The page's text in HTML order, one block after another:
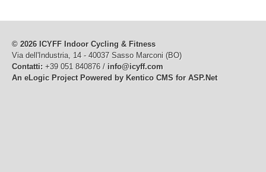
© 2026 ICYFF Indoor Cycling & Fitness
Via dell'Industria, 14 - 40037 Sasso Marconi (BO)
Contatti: +39 051 840876 / info@icyff.com
An eLogic Project Powered by Kentico CMS for ASP.Net